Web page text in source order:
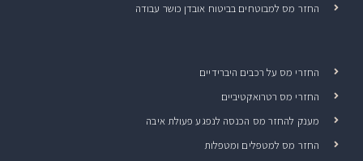
החזר מס למבוטחים בביטוח אובדן כושר עבודה
החזרי מס על רכבים היברידיים
החזרי מס רטרואקטיביים
מענק להחזר מס הכנסה לנפגע פעולת איבה
החזר מס למטפלים ומטפלות